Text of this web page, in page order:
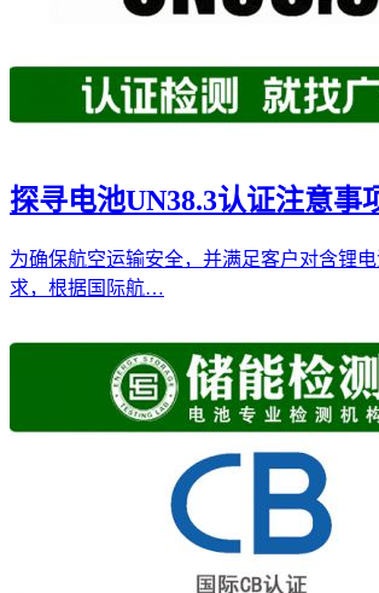
探寻电池UN38.3认证注意事
为确保航空运输安全，并满足客户对含锂
求，根据国际航…